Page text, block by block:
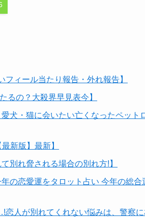
ィール当たり報告・外れ報告】
るの？大殺界早見表今】
犬・猫に会いたい亡くなったペット
新版】最新】
別れ脅される場合の別れ方!】
の恋愛運をタロット占い 今年の総合
人が別れてくれない悩みは、警察